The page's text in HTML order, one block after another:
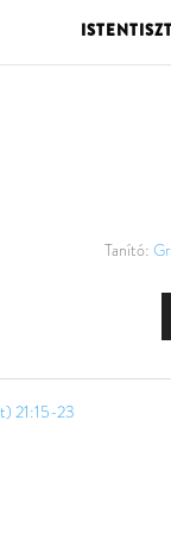
Tanító:
21:15-23